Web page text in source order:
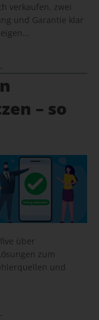
verkaufen, zwei
und Garantie klar
– so
über
zum
und